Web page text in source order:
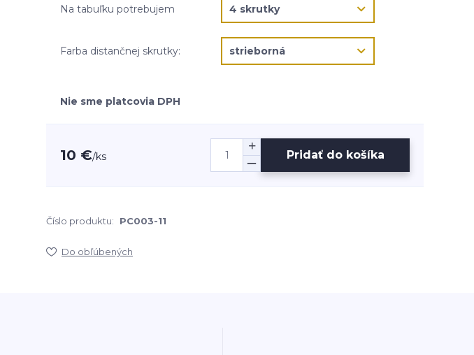
Na tabuľku potrebujem
Farba distančnej skrutky:
Nie sme platcovia DPH
10 €/ks Pridať do košíka
Číslo produktu: PC003-11
Do obľúbených